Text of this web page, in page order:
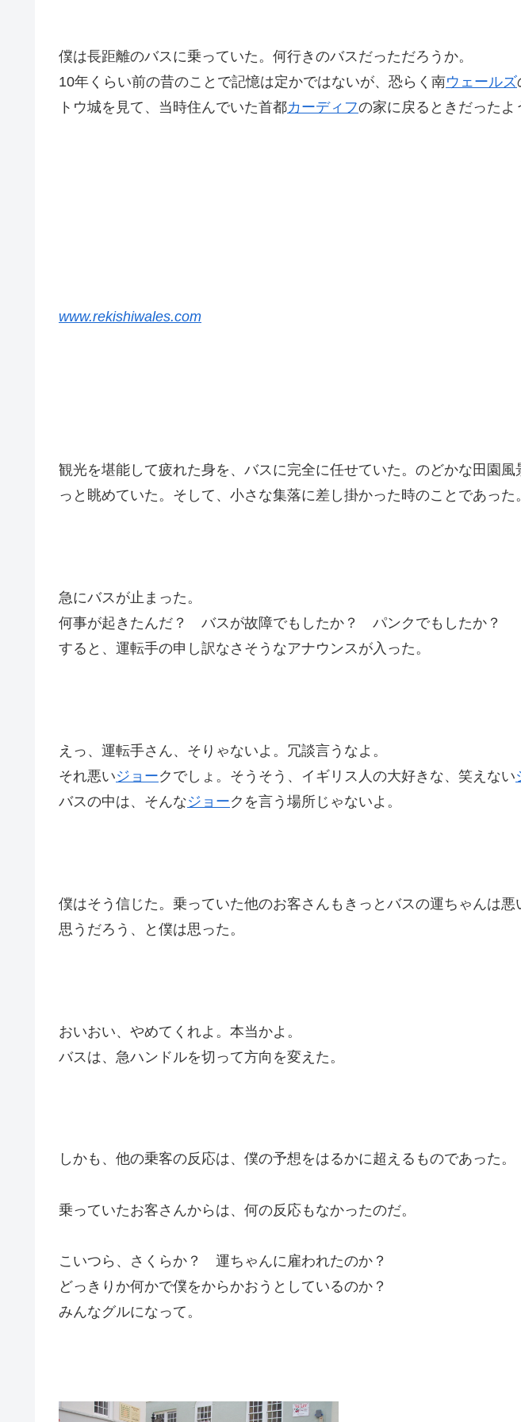
僕は長距離のバスに乗っていた。何行きのバスだっただろうか。
10年くらい前の昔のことで記憶は定かではないが、恐らく南ウェールズ
トウ城を見て、当時住んでいた首都カーディフの家に戻るときだったよ
www.rekishiwales.com
観光を堪能して疲れた身を、バスに完全に任せていた。のどかな田園
っと眺めていた。そして、小さな集落に差し掛かった時のことであった。
急にバスが止まった。
何事が起きたんだ？ バスが故障でもしたか？ パンクでもしたか？
すると、運転手の申し訳なさそうなアナウンスが入った。
えっ、運転手さん、そりゃないよ。冗談言うなよ。
それ悪いジョークでしょ。そうそう、イギリス人の大好きな、笑えない
バスの中は、そんなジョークを言う場所じゃないよ。
僕はそう信じた。乗っていた他のお客さんもきっとバスの運ちゃんは悪
思うだろう、と僕は思った。
おいおい、やめてくれよ。本当かよ。
バスは、急ハンドルを切って方向を変えた。
しかも、他の乗客の反応は、僕の予想をはるかに超えるものであった。
乗っていたお客さんからは、何の反応もなかったのだ。
こいつら、さくらか？ 運ちゃんに雇われたのか？
どっきりか何かで僕をからかおうとしているのか？
みんなグルになって。